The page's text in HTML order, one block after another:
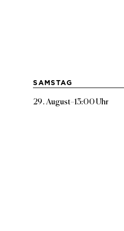
SAMSTAG
29. August–13:00 Uhr